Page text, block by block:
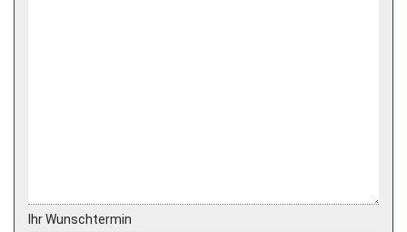
Ihr Wunschtermin